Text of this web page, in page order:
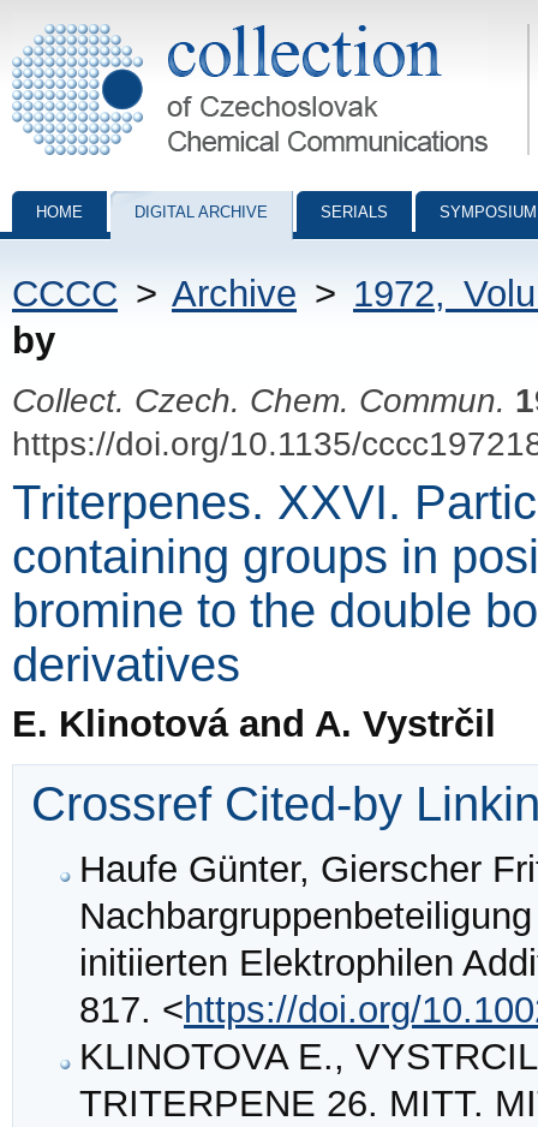
Collection of Czechoslovak Chemical Communications - digital
HOME DIGITAL ARCHIVE SERIALS
CCCC > Archive > 1972,
by
Collect. Czech. Chem. Commun.
https://doi.org/10.1135/
Triterpenes. XXVI.
containing groups in
bromine to the double
derivatives
E. Klinotová and A. Vystrčil
Crossref Cited-by
Haufe Günter, Gierscher
initiierten Elektrophilen
817. <https://doi.org/
KLINOTOVA E.,
TRITERPENE 26. MITT.